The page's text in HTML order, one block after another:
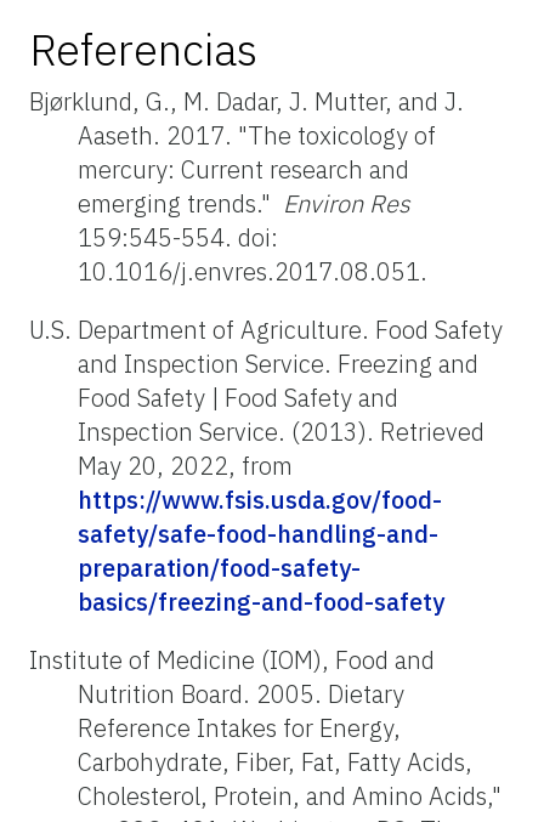
Referencias
Bjørklund, G., M. Dadar, J. Mutter, and J.
Aaseth. 2017. "The toxicology of
mercury: Current research and
emerging trends." Environ Res
159:545-554. doi:
10.1016/j.envres.2017.08.051.
U.S. Department of Agriculture. Food Safety
and Inspection Service. Freezing and
Food Safety | Food Safety and
Inspection Service. (2013). Retrieved
May 20, 2022, from
https://www.fsis.usda.gov/food-
safety/safe-food-handling-and-
preparation/food-safety-
basics/freezing-and-food-safety
Institute of Medicine (IOM), Food and
Nutrition Board. 2005. Dietary
Reference Intakes for Energy,
Carbohydrate, Fiber, Fat, Fatty Acids,
Cholesterol, Protein, and Amino Acids,"